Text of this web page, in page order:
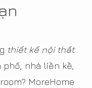
thiết kế nội thất
nhà liền kề,
MoreHome